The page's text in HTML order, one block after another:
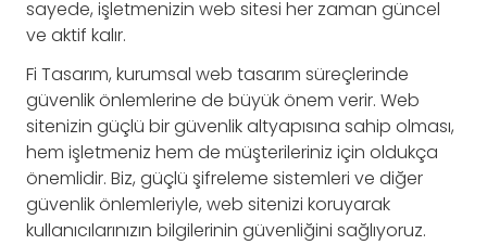
sayede, işletmenizin web sitesi her zaman güncel
ve aktif kalır.
Fi Tasarım, kurumsal web tasarım süreçlerinde
güvenlik önlemlerine de büyük önem verir. Web
sitenizin güçlü bir güvenlik altyapısına sahip olması,
hem işletmeniz hem de müşterileriniz için oldukça
önemlidir. Biz, güçlü şifreleme sistemleri ve diğer
güvenlik önlemleriyle, web sitenizi koruyarak
kullanıcılarınızın bilgilerinin güvenliğini sağlıyoruz.